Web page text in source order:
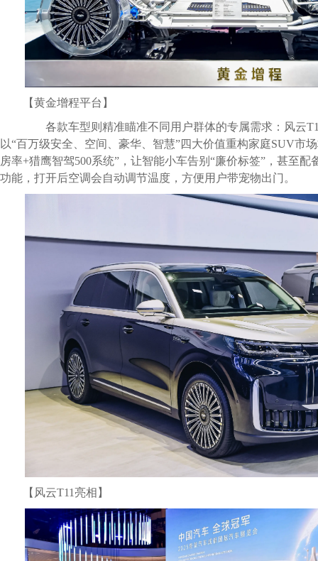
【黄金增程平台】
各款车型则精准瞄准不同用户群体的专属需求：风云
以“百万级安全、空间、豪华、智慧”四大价值重构家庭SUV市
房率+猎鹰智驾500系统”，让智能小车告别“廉价标签”，甚至
功能，打开后空调会自动调节温度，方便用户带宠物出门。
【风云T11亮相】